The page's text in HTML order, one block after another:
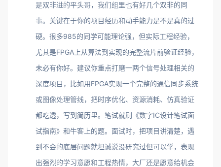
是双非进的平头哥，我们组里也有好几个双非的同
事。关键在于你的项目经历和动手能力是不是真的过
硬。很多985的同学可能理论强，但实际工程经验，
尤其是FPGA上从算法到实现的完整流片前验证经验，
未必有你好。建议你重点打磨一两个信号处理相关的
深度项目，比如用FPGA实现一个完整的通信同步系统
或图像处理管线，把时序优化、资源消耗、仿真验证
都吃透，写到简历里。笔试就刷《数字IC设计笔试面
试指南》和牛客上的题。面试时，把项目讲清楚，遇
到不会的底层问题就坦诚说没研究过但可以学，表现
出强烈的学习意愿和工程热情，大厂还是愿意给机会